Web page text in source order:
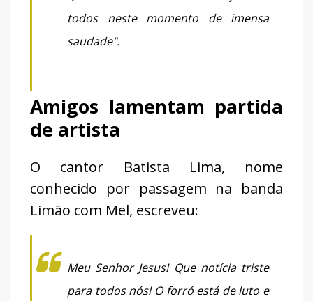
todos neste momento de imensa
saudade".
Amigos lamentam partida
de artista
O cantor Batista Lima, nome
conhecido por passagem na banda
Limão com Mel, escreveu:
Meu Senhor Jesus! Que notícia triste
para todos nós! O forró está de luto e